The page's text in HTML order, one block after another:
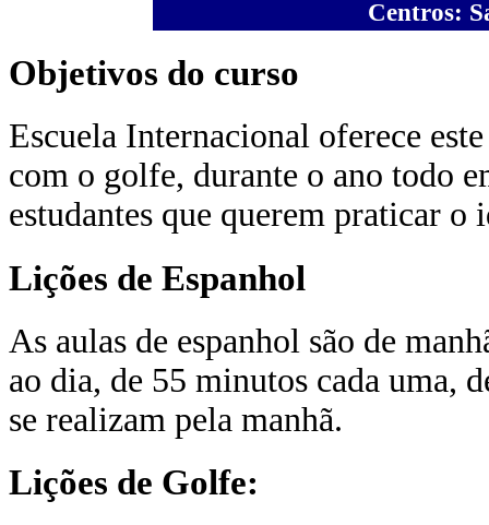
Centros:
Objetivos do curso
Escuela Internacional oferece
com o golfe, durante o ano todo
estudantes que querem praticar
Lições de Espanhol
As aulas de espanhol são de
ao dia, de 55 minutos cada uma,
se realizam pela manhã.
Lições de Golfe: